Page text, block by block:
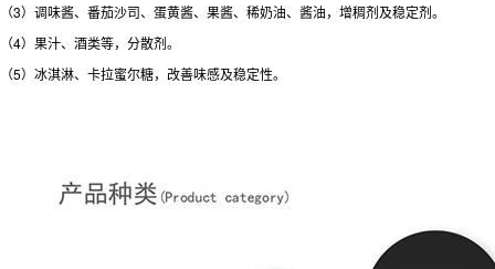
（3）调味酱、番茄沙司、蛋黄酱、果酱、稀奶油、酱油，增稠剂及稳定剂。
（4）果汁、酒类等，分散剂。
（5）冰淇淋、卡拉蜜尔糖，改善味感及稳定性。